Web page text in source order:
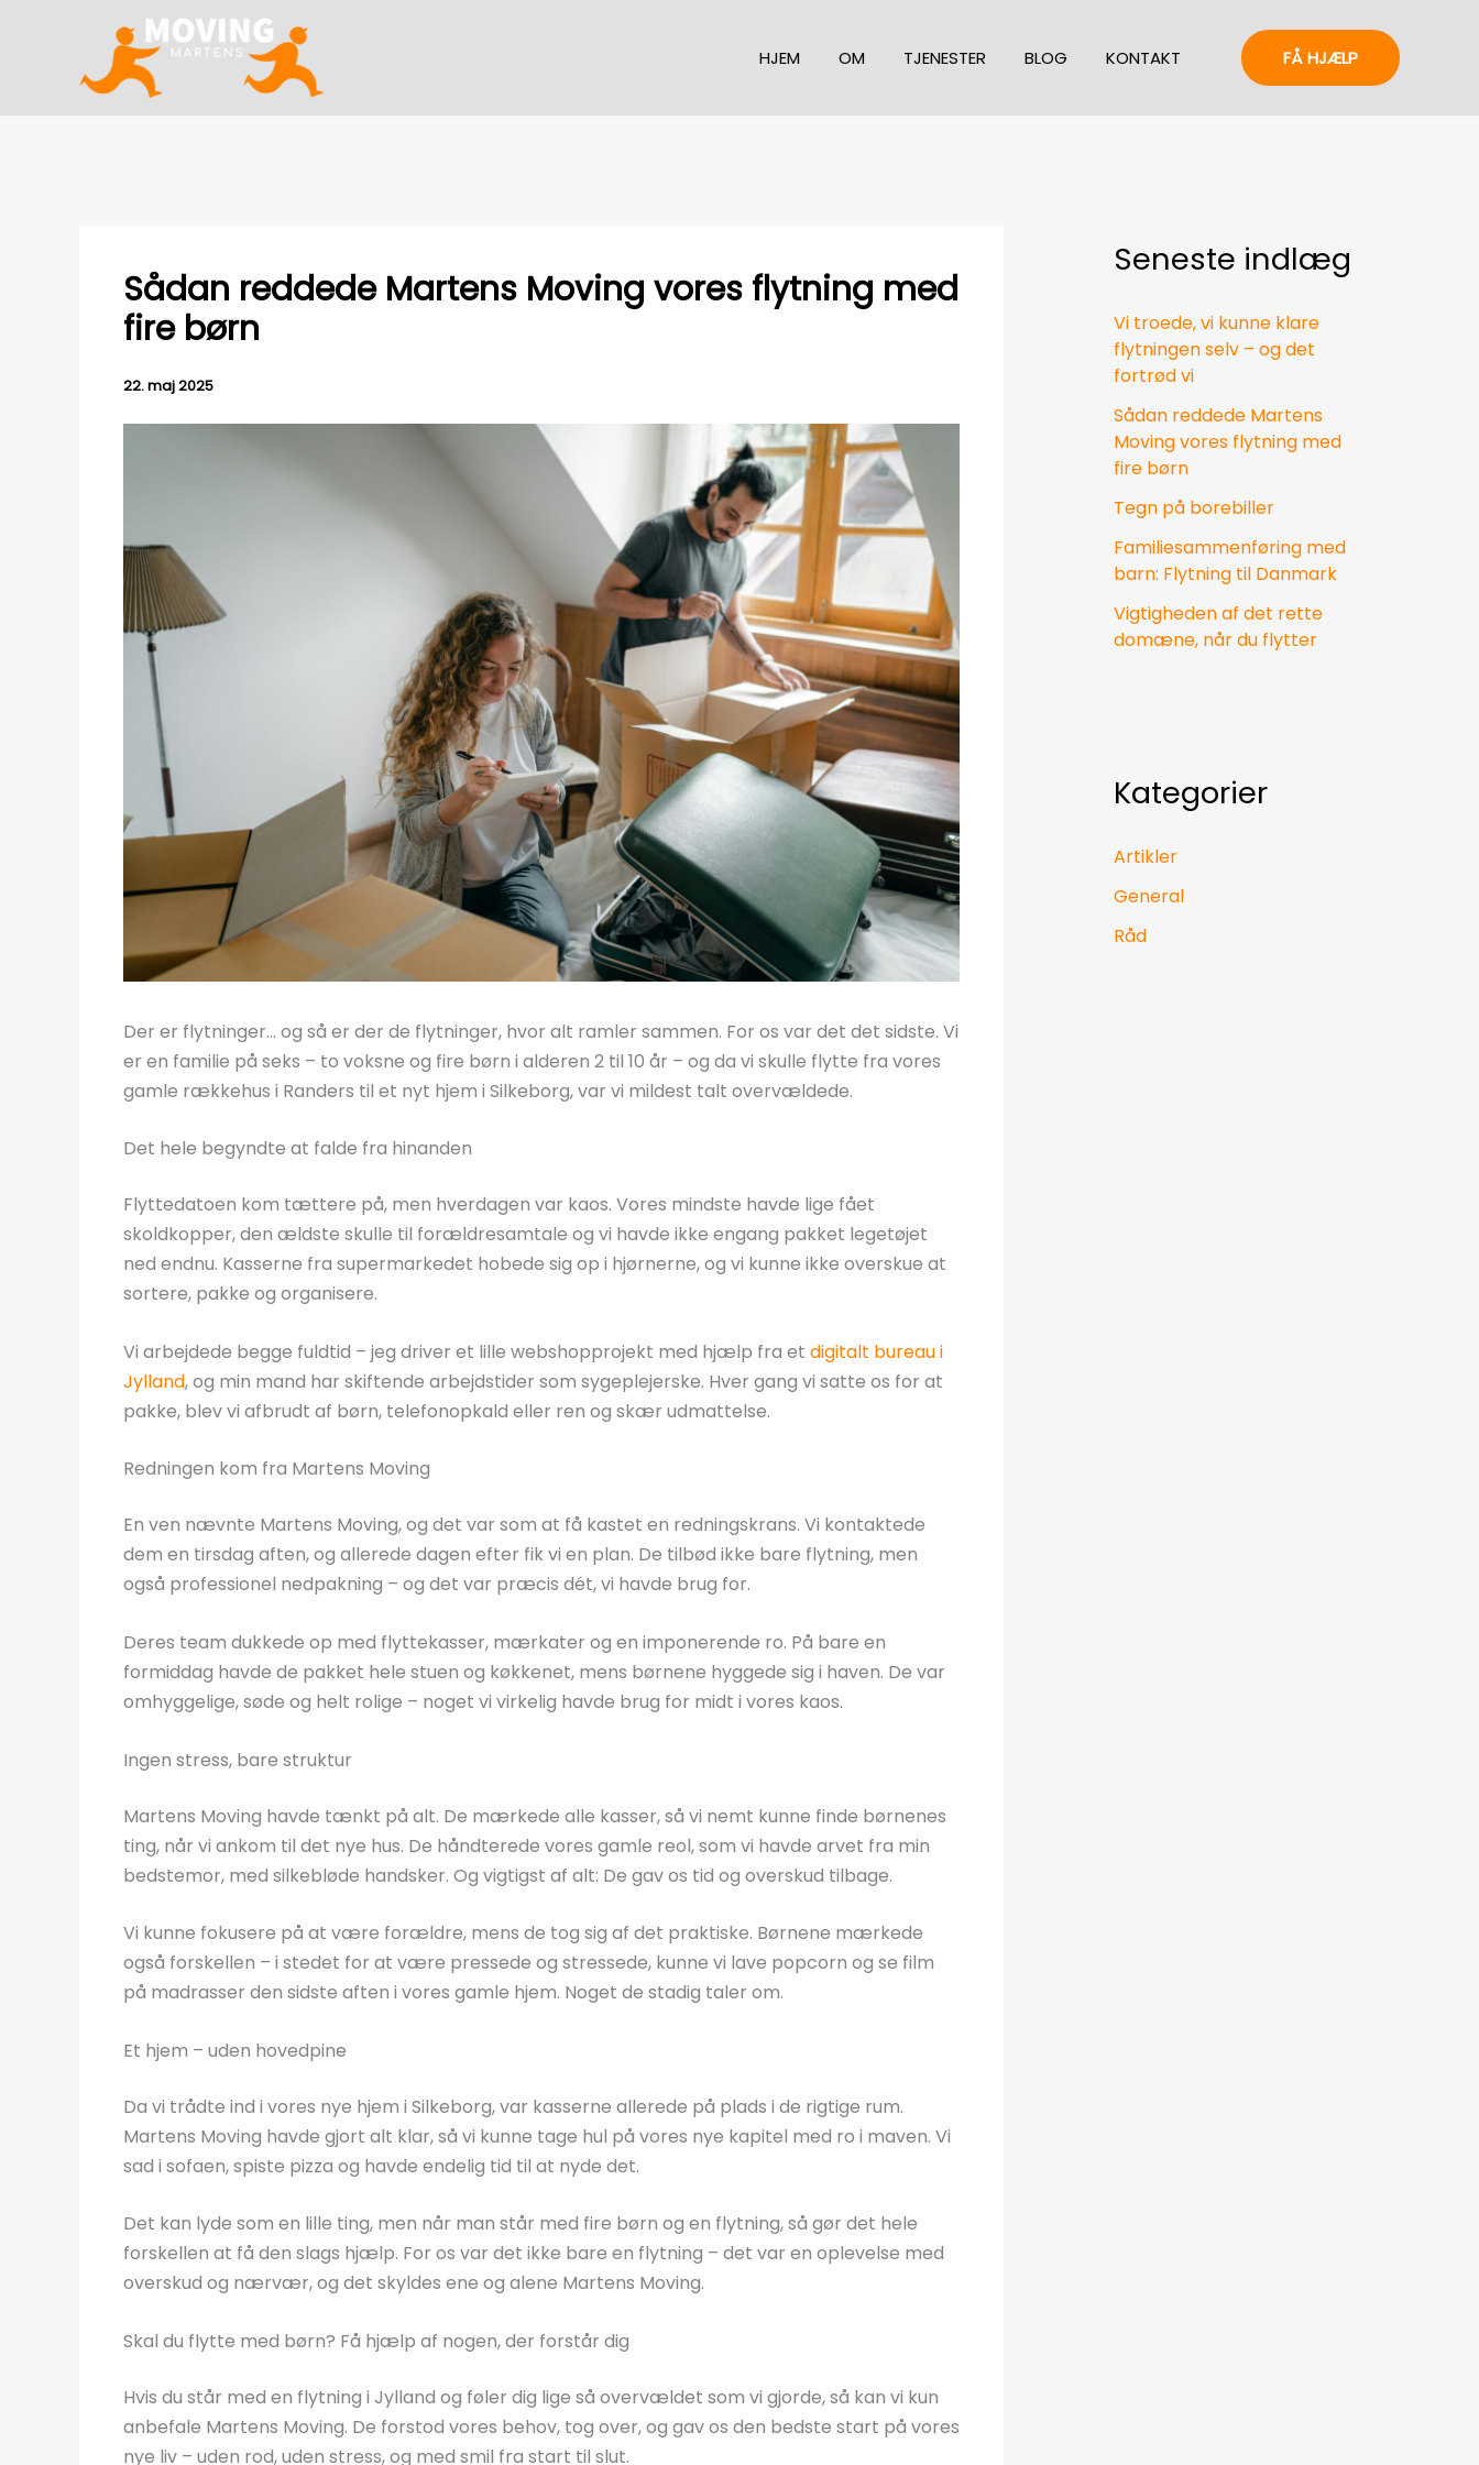
HJEM OM TJENESTER BLOG KONTAKT FÅ HJÆLP
Sådan reddede Martens Moving vores flytning med
fire børn
22. maj 2025
Der er flytninger… og så er der de flytninger, hvor alt ramler sammen. For os var det det sidste. Vi
er en familie på seks – to voksne og fire børn i alderen 2 til 10 år – og da vi skulle flytte fra vores
gamle rækkehus i Randers til et nyt hjem i Silkeborg, var vi mildest talt overvældede.
Det hele begyndte at falde fra hinanden
Flyttedatoen kom tættere på, men hverdagen var kaos. Vores mindste havde lige fået
skoldkopper, den ældste skulle til forældresamtale og vi havde ikke engang pakket legetøjet
ned endnu. Kasserne fra supermarkedet hobede sig op i hjørnerne, og vi kunne ikke overskue at
sortere, pakke og organisere.
Vi arbejdede begge fuldtid – jeg driver et lille webshopprojekt med hjælp fra et digitalt bureau i
Jylland, og min mand har skiftende arbejdstider som sygeplejerske. Hver gang vi satte os for at
pakke, blev vi afbrudt af børn, telefonopkald eller ren og skær udmattelse.
Redningen kom fra Martens Moving
En ven nævnte Martens Moving, og det var som at få kastet en redningskrans. Vi kontaktede
dem en tirsdag aften, og allerede dagen efter fik vi en plan. De tilbød ikke bare flytning, men
også professionel nedpakning – og det var præcis dét, vi havde brug for.
Deres team dukkede op med flyttekasser, mærkater og en imponerende ro. På bare en
formiddag havde de pakket hele stuen og køkkenet, mens børnene hyggede sig i haven. De var
omhyggelige, søde og helt rolige – noget vi virkelig havde brug for midt i vores kaos.
Ingen stress, bare struktur
Martens Moving havde tænkt på alt. De mærkede alle kasser, så vi nemt kunne finde børnenes
ting, når vi ankom til det nye hus. De håndterede vores gamle reol, som vi havde arvet fra min
bedstemor, med silkebløde handsker. Og vigtigst af alt: De gav os tid og overskud tilbage.
Vi kunne fokusere på at være forældre, mens de tog sig af det praktiske. Børnene mærkede
også forskellen – i stedet for at være pressede og stressede, kunne vi lave popcorn og se film
på madrasser den sidste aften i vores gamle hjem. Noget de stadig taler om.
Et hjem – uden hovedpine
Da vi trådte ind i vores nye hjem i Silkeborg, var kasserne allerede på plads i de rigtige rum.
Martens Moving havde gjort alt klar, så vi kunne tage hul på vores nye kapitel med ro i maven. Vi
sad i sofaen, spiste pizza og havde endelig tid til at nyde det.
Det kan lyde som en lille ting, men når man står med fire børn og en flytning, så gør det hele
forskellen at få den slags hjælp. For os var det ikke bare en flytning – det var en oplevelse med
overskud og nærvær, og det skyldes ene og alene Martens Moving.
Skal du flytte med børn? Få hjælp af nogen, der forstår dig
Hvis du står med en flytning i Jylland og føler dig lige så overvældet som vi gjorde, så kan vi kun
anbefale Martens Moving. De forstod vores behov, tog over, og gav os den bedste start på vores
nye liv – uden rod, uden stress, og med smil fra start til slut.
Seneste indlæg
Vi troede, vi kunne klare
flytningen selv – og det
fortrød vi
Sådan reddede Martens
Moving vores flytning med
fire børn
Tegn på borebiller
Familiesammenføring med
barn: Flytning til Danmark
Vigtigheden af det rette
domæne, når du flytter
Kategorier
Artikler
General
Råd